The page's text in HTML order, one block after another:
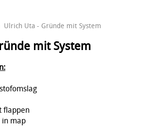
Ulrich Uta - Gründe mit System
mit System
flappen
in map